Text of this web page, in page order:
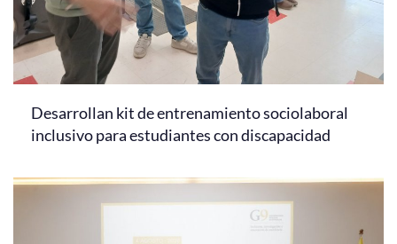
Desarrollan kit de entrenamiento sociolaboral
inclusivo para estudiantes con discapacidad